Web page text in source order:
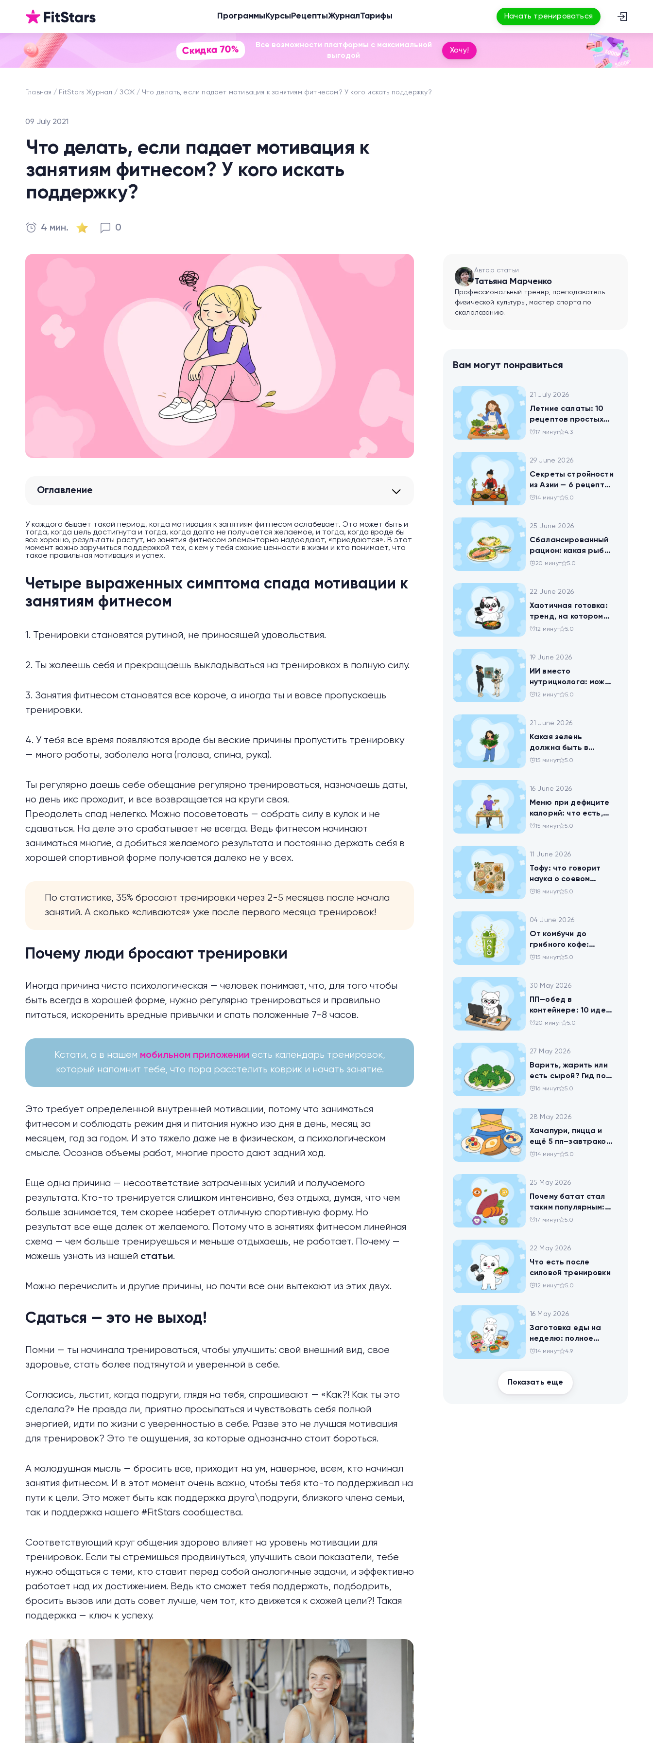
Программы Курсы РецептыЖурналТарифы Начать тренироваться
Скидка 70%
Все возможности платформы с максимальной
выгодой
Хочу!
Главная FitStars Журнал ЗОЖ Что делать, если падает мотивация к занятиям фитнесом? У кого искать поддержку?
09 July 2021
Что делать, если падает мотивация к
занятиям фитнесом? У кого искать
поддержку?
4 мин. 0
Оглавление
У каждого бывает такой период, когда мотивация к занятиям фитнесом ослабевает. Это может быть и
тогда, когда цель достигнута и тогда, когда долго не получается желаемое, и тогда, когда вроде бы
все хорошо, результаты растут, но занятия фитнесом элементарно надоедают, «приедаются». В этот
момент важно заручиться поддержкой тех, с кем у тебя схожие ценности в жизни и кто понимает, что
такое правильная мотивация и успех.
Четыре выраженных симптома спада мотивации к
занятиям фитнесом
1. Тренировки становятся рутиной, не приносящей удовольствия.
2. Ты жалеешь себя и прекращаешь выкладываться на тренировках в полную силу.
3. Занятия фитнесом становятся все короче, а иногда ты и вовсе пропускаешь
тренировки.
4. У тебя все время появляются вроде бы веские причины пропустить тренировку
— много работы, заболела нога (голова, спина, рука).
Ты регулярно даешь себе обещание регулярно тренироваться, назначаешь даты,
но день икс проходит, и все возвращается на круги своя.
Преодолеть спад нелегко. Можно посоветовать — собрать силу в кулак и не
сдаваться. На деле это срабатывает не всегда. Ведь фитнесом начинают
заниматься многие, а добиться желаемого результата и постоянно держать себя в
хорошей спортивной форме получается далеко не у всех.
По статистике, 35% бросают тренировки через 2-5 месяцев после начала
занятий. А сколько «сливаются» уже после первого месяца тренировок!
Почему люди бросают тренировки
Иногда причина чисто психологическая — человек понимает, что, для того чтобы
быть всегда в хорошей форме, нужно регулярно тренироваться и правильно
питаться, искоренить вредные привычки и спать положенные 7-8 часов.
Кстати, а в нашем мобильном приложении есть календарь тренировок,
который напомнит тебе, что пора расстелить коврик и начать занятие.
Это требует определенной внутренней мотивации, потому что заниматься
фитнесом и соблюдать режим дня и питания нужно изо дня в день, месяц за
месяцем, год за годом. И это тяжело даже не в физическом, а психологическом
смысле. Осознав объемы работ, многие просто дают задний ход.
Еще одна причина — несоответствие затраченных усилий и получаемого
результата. Кто-то тренируется слишком интенсивно, без отдыха, думая, что чем
больше занимается, тем скорее наберет отличную спортивную форму. Но
результат все еще далек от желаемого. Потому что в занятиях фитнесом линейная
схема — чем больше тренируешься и меньше отдыхаешь, не работает. Почему —
можешь узнать из нашей статьи.
Можно перечислить и другие причины, но почти все они вытекают из этих двух.
Сдаться — это не выход!
Помни — ты начинала тренироваться, чтобы улучшить: свой внешний вид, свое
здоровье, стать более подтянутой и уверенной в себе.
Согласись, льстит, когда подруги, глядя на тебя, спрашивают — «Как?! Как ты это
сделала?» Не правда ли, приятно просыпаться и чувствовать себя полной
энергией, идти по жизни с уверенностью в себе. Разве это не лучшая мотивация
для тренировок? Это те ощущения, за которые однозначно стоит бороться.
А малодушная мысль — бросить все, приходит на ум, наверное, всем, кто начинал
занятия фитнесом. И в этот момент очень важно, чтобы тебя кто-то поддерживал на
пути к цели. Это может быть как поддержка друга\подруги, близкого члена семьи,
так и поддержка нашего #FitStars сообщества.
Соответствующий круг общения здорово влияет на уровень мотивации для
тренировок. Если ты стремишься продвинуться, улучшить свои показатели, тебе
нужно общаться с теми, кто ставит перед собой аналогичные задачи, и эффективно
работает над их достижением. Ведь кто сможет тебя поддержать, подбодрить,
бросить вызов или дать совет лучше, чем тот, кто движется к схожей цели?! Такая
поддержка — ключ к успеху.
Автор статьи
Татьяна Марченко
Профессиональный тренер, преподаватель
физической культуры, мастер спорта по
скалолазанию.
Вам могут понравиться
21 July 2026
Летние салаты: 10
рецептов простых
блюд для будней и
17 минут 4.3
29 June 2026
Секреты стройности
из Азии — 6 рецептов
китайских салатов
14 минут 5.0
25 June 2026
Сбалансированный
рацион: какая рыба
самая полезная
20 минут 5.0
22 June 2026
Хаотичная готовка:
тренд, на котором
похудел весь ТикТок
12 минут 5.0
19 June 2026
ИИ вместо
нутрициолога: можно
ли доверить
12 минут 5.0
21 June 2026
Какая зелень
должна быть в
тарелке
15 минут 5.0
16 June 2026
Меню при дефиците
калорий: что есть,
чтобы худеть
15 минут 5.0
11 June 2026
Тофу: что говорит
наука о соевом
твороге, который
18 минут 5.0
04 June 2026
От комбучи до
грибного кофе:
разбираемся в
15 минут 5.0
30 May 2026
ПП—обед в
контейнере: 10 идей
для офисников,
20 минут 5.0
27 May 2026
Варить, жарить или
есть сырой? Гид по
брокколи
16 минут 5.0
28 May 2026
Хачапури, пицца и
ещё 5 пп–завтраков,
чтобы набрать
14 минут 5.0
25 May 2026
Почему батат стал
таким популярным:
всё о пользе
17 минут 5.0
22 May 2026
Что есть после
силовой тренировки
12 минут 5.0
16 May 2026
Заготовка еды на
неделю: полное
руководство для
14 минут 4.9
Показать еще